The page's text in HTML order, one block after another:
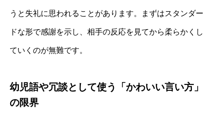
うと失礼に思われることがあります。まずはスタンダー
ドな形で感謝を示し、相手の反応を見てから柔らかくし
ていくのが無難です。
幼児語や冗談として使う「かわいい言い方」
の限界